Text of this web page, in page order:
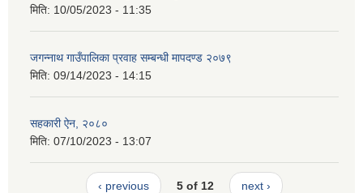
मिति: 10/05/2023 - 11:35
जगन्नाथ गाउँपालिका प्रवाह सम्बन्धी मापदण्ड २०७९
मिति: 09/14/2023 - 14:15
सहकारी ऐन, २०८०
मिति: 07/10/2023 - 13:07
‹ previous 5 of 12 next ›